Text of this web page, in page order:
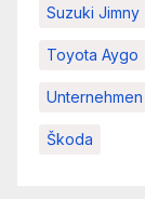
Suzuki Jimny
Toyota Aygo
Unternehmen
Škoda